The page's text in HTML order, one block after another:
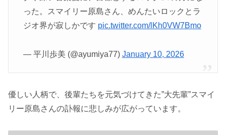
った。スマイリー原島さん、めんたいロックとラ
ジオ界が寂しかです pic.twitter.com/lKh0VW7Bmo
— 平川歩美 (@ayumiya77) January 10, 2026
優しい人柄で、後輩たちを元気づけてきた”大先輩”スマイ
リー原島さんの訃報に悲しみが広がっています。